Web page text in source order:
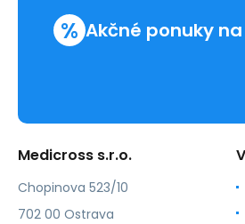
% Akčné ponuky
Medicross s.r.o.
Chopinova 523/10
702 00 Ostrava